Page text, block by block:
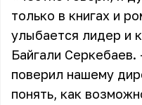
только в книгах и
улыбается лидер и
Байгали
поверил нашему
понять, как